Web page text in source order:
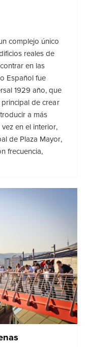
complejo único
reales de
en las
Español fue
1929 año, que
de crear
a más
en el interior,
de Plaza Mayor,
frecuencia,